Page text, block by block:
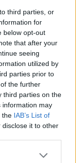
third parties, or
for
below opt-out
that after your
seeing
utilized by
parties prior to
the further
third parties on the
information may
the IAB’s List of
it to other
or more Google
meg
sokak
Versimprók és
és
is.
Udvar is az
lesz. A Vecsei
rengeteg kvíz,
várja a
nap
A